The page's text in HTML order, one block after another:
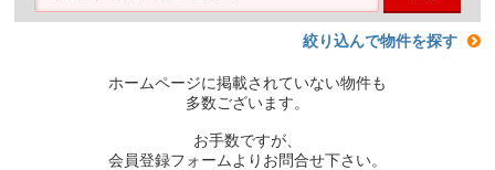
絞り込んで物件を探す
ホームページに掲載されていない物件も
多数ございます。
お手数ですが、
会員登録フォームよりお問合せ下さい。